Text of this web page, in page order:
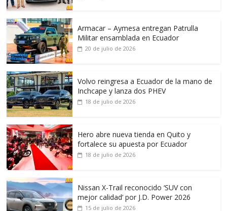
Armacar – Aymesa entregan Patrulla
Militar ensamblada en Ecuador
20 de julio de 2026
Volvo reingresa a Ecuador de la mano de
Inchcape y lanza dos PHEV
18 de julio de 2026
Hero abre nueva tienda en Quito y
fortalece su apuesta por Ecuador
18 de julio de 2026
Nissan X-Trail reconocido ‘SUV con
mejor calidad’ por J.D. Power 2026
15 de julio de 2026